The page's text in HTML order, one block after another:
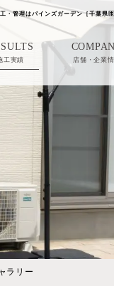
管理はパインズガーデン［千葉県
工実績 店舗・企業情
ラリー